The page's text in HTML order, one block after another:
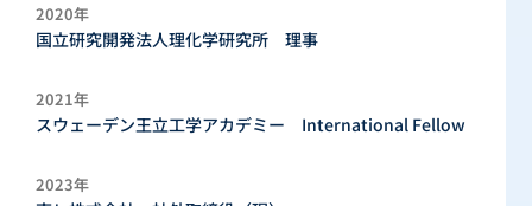
2020年
国立研究開発法人理化学研究所 理事
2021年
スウェーデン王立工学アカデミー International Fellow
2023年